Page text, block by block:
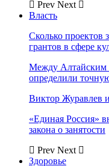
Prev Next
Власть
Сколько проектов
грантов в сфере
Между Алтайским
определили
Виктор Журавлев
«Единая Россия»
закона о занятости
Prev Next
Здоровье